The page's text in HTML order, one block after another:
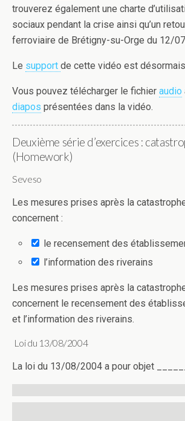
trouverez également une charte
sociaux pendant la crise ainsi qu’un
ferroviaire de Brétigny-su-Orge du 12/
Le support de cette vidéo est
Vous pouvez télécharger le fichier audio
diapos présentées dans la vidéo.
Deuxième série d’exercices :
(Homework)
Seveso
Les mesures prises après la
concernent :
le recensement des
l’information des riverains
Les mesures prises après la
concernent le recensement des
et l’information des riverains.
Loi du 13/08/2004
La loi du 13/08/2004 a pour objet